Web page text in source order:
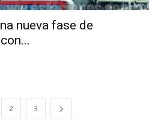
nueva fase de
2 3